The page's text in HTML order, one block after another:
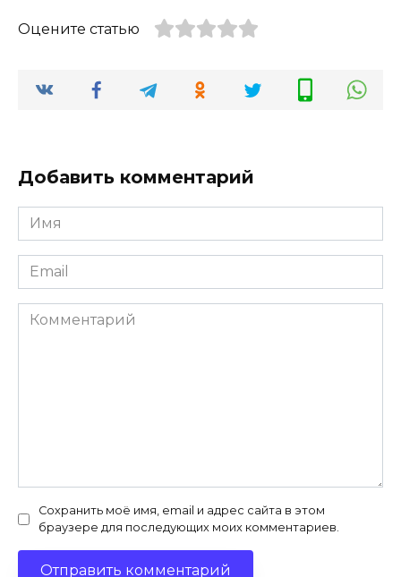
Оцените статью
Добавить комментарий
Имя
*
Email
*
Комментарий
Сохранить моё имя, email и адрес сайта в этом
браузере для последующих моих комментариев.